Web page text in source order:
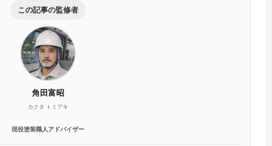
この記事の監修者
角田富昭
カクタ トミアキ
現役塗装職人アドバイザー